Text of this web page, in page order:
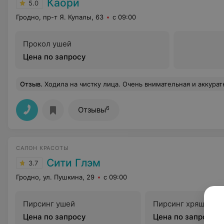
5.0 Каори
Гродно, пр-т Я. Купалы, 63 с 09:00
Прокол ушей
Цена по запросу
Отзыв. Ходила на чистку лица. Очень внимательная и аккуратная косметолог. Под ее руками во время всех процедур до и после непосредственно самой
Отзывы6
САЛОН КРАСОТЫ
3.7 Сити Глэм
Гродно, ул. Пушкина, 29 с 09:00
Пирсинг ушей
Цена по запросу
Пирсинг хрящика
Цена по запросу